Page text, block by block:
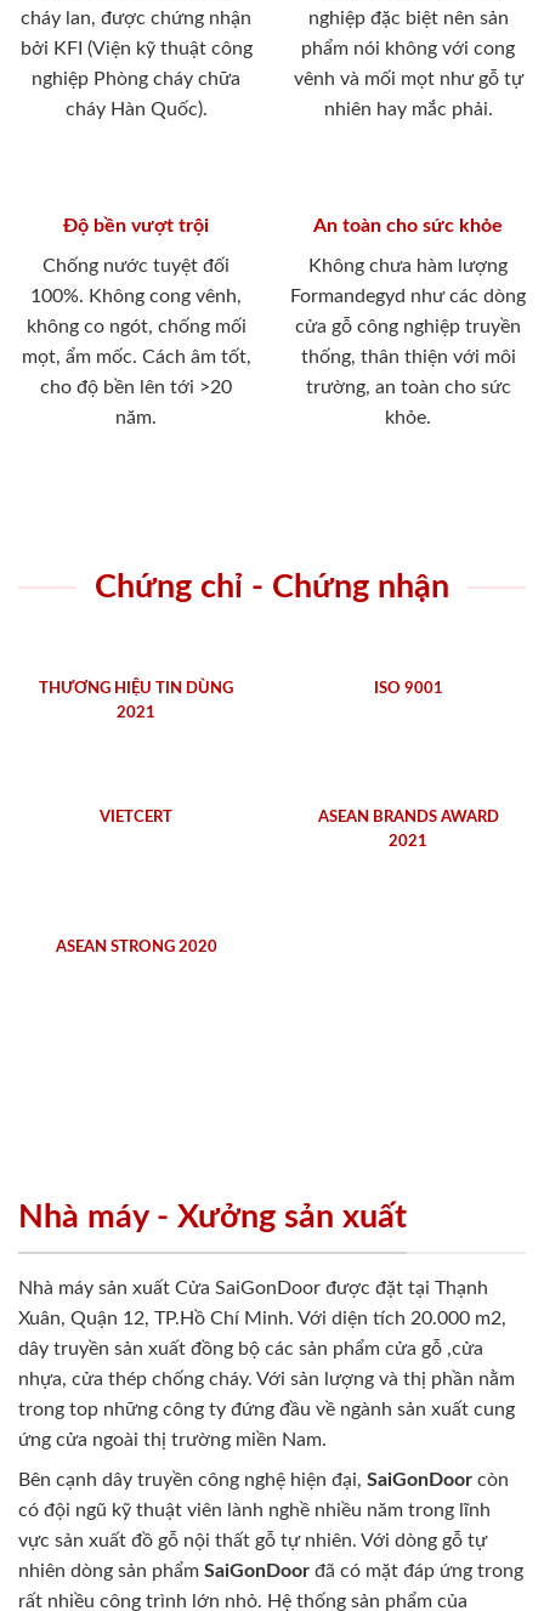
cháy lan, được chứng nhận
bởi KFI (Viện kỹ thuật công
nghiệp Phòng cháy chữa
cháy Hàn Quốc).
nghiệp đặc biệt nên sản
phẩm nói không với cong
vênh và mối mọt như gỗ tự
nhiên hay mắc phải.
Độ bền vượt trội
Chống nước tuyệt đối
100%. Không cong vênh,
không co ngót, chống mối
mọt, ẩm mốc. Cách âm tốt,
cho độ bền lên tới >20
năm.
An toàn cho sức khỏe
Không chưa hàm lượng
Formandegyd như các dòng
cửa gỗ công nghiệp truyền
thống, thân thiện với môi
trường, an toàn cho sức
khỏe.
Chứng chỉ - Chứng nhận
THƯƠNG HIỆU TIN DÙNG
2021
ISO 9001
VIETCERT
ASEAN BRANDS AWARD
2021
ASEAN STRONG 2020
Nhà máy - Xưởng sản xuất
Nhà máy sản xuất Cửa SaiGonDoor được đặt tại Thạnh
Xuân, Quận 12, TP.Hồ Chí Minh. Với diện tích 20.000 m2,
dây truyền sản xuất đồng bộ các sản phẩm cửa gỗ ,cửa
nhựa, cửa thép chống cháy. Với sản lượng và thị phần nằm
trong top những công ty đứng đầu về ngành sản xuất cung
ứng cửa ngoài thị trường miền Nam.
Bên cạnh dây truyền công nghệ hiện đại, SaiGonDoor còn
có đội ngũ kỹ thuật viên lành nghề nhiều năm trong lĩnh
vực sản xuất đồ gỗ nội thất gỗ tự nhiên. Với dòng gỗ tự
nhiên dòng sản phẩm SaiGonDoor đã có mặt đáp ứng trong
rất nhiều công trình lớn nhỏ. Hệ thống sản phẩm của